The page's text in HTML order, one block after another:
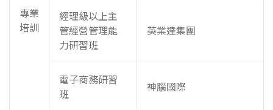
專業
培訓
經理級以上主
管經營管理能
力研習班
英業達集團
電子商務研習
班
神腦國際